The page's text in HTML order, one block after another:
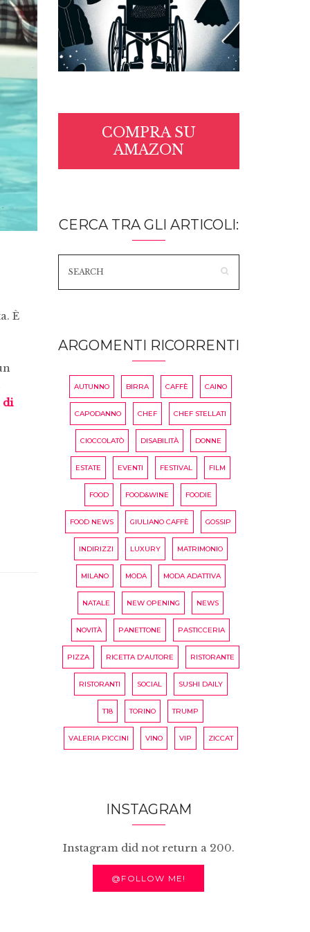
È
di
COMPRA SU
AMAZON
CERCA TRA GLI ARTICOLI:
ARGOMENTI RICORRENTI
AUTUNNO BIRRA CAFFÈ CAINO
CAPODANNO CHEF CHEF STELLATI
CIOCCOLATÒ DISABILITÀ DONNE
ESTATE EVENTI FESTIVAL FILM
FOOD FOOD&WINE FOODIE
FOOD NEWS GIULIANO CAFFÈ GOSSIP
INDIRIZZI LUXURY MATRIMONIO
MILANO MODA MODA ADATTIVA
NATALE NEW OPENING NEWS
NOVITÀ PANETTONE PASTICCERIA
PIZZA RICETTA D'AUTORE RISTORANTE
RISTORANTI SOCIAL SUSHI DAILY
T18 TORINO TRUMP
VALERIA PICCINI VINO VIP ZICCAT
INSTAGRAM
Instagram did not return a 200.
@FOLLOW ME!